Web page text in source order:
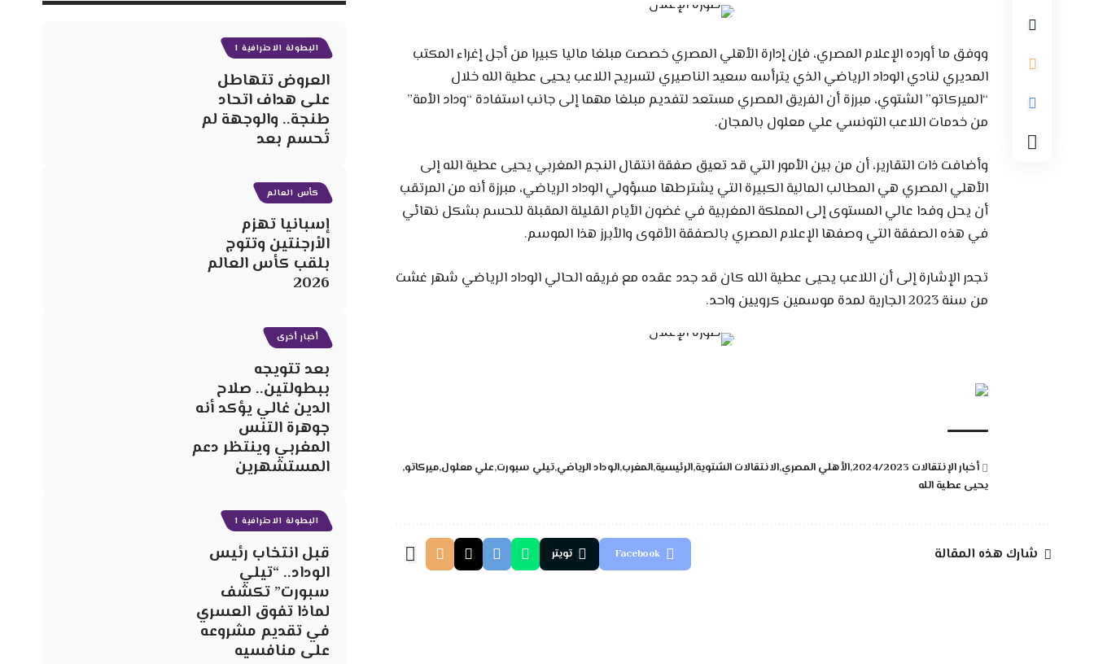
ووفق ما أورده الإعلام المصري، فإن إدارة الأهلي المصري خصصت مبلغا ماليا كبيرا من أجل إغراء المكتب
المديري لنادي الوداد الرياضي الذي يترأسه سعيد الناصيري لتسريح اللاعب يحيى عطية الله خلال
“الميركاتو” الشتوي، مبرزة أن الفريق المصري مستعد لتفديم مبلغا مهما إلى جانب استفادة “وداد الأمة”
من خدمات اللاعب التونسي علي معلول بالمجان.
وأضافت ذات التقارير، أن من بين الأمور التي قد تعيق صفقة انتقال النجم المغربي يحيى عطية الله إلى
الأهلي المصري هي المطالب المالية الكبيرة التي يشترطها مسؤولي الوداد الرياضي، مبرزة أنه من المرتقب
أن يحل وفدا عالي المستوى إلى المملكة المغربية في غضون الأيام القليلة المقبلة للحسم بشكل نهائي
في هذه الصفقة التي وصفها الإعلام المصري بالصفقة الأقوى والأبرز هذا الموسم.
تجدر الإشارة إلى أن اللاعب يحيى عطية الله كان قد جدد عقده مع فريقه الحالي الوداد الرياضي شهر غشت
من سنة 2023 الجارية لمدة موسمين كرويين واحد.
أخبار الإنتقالات 2024/2023 الأهلي المصري الانتقالات الشتوية الرئيسية المغرب الوداد الرياضي تيلي سبورت علي معلول ميركاتو
يحيى عطية الله
شارك هذه المقالة Facebook تويتر
البطولة الاحترافية 1
العروض تتهاطل
على هداف اتحاد
طنجة.. والوجهة لم
تُحسم بعد
كأس العالم
إسبانيا تهزم
الأرجنتين وتتوج
بلقب كأس العالم
2026
أخبار أخرى
بعد تتويجه
ببطولتين.. صلاح
الدين غالي يؤكد أنه
جوهرة التنس
المغربي وينتظر دعم
المستشهرين
البطولة الاحترافية 1
قبل انتخاب رئيس
الوداد.. “تيلي
سبورت” تكشف
لماذا تفوق العسري
في تقديم مشروعه
على منافسيه